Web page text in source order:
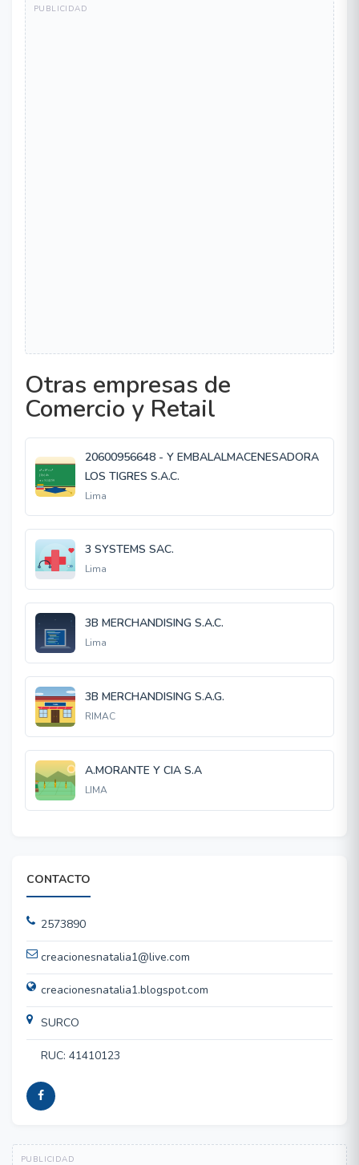
Otras empresas de
Comercio y Retail
20600956648 - Y EMBALALMACENESADORA
LOS TIGRES S.A.C.
Lima
3 SYSTEMS SAC.
Lima
3B MERCHANDISING S.A.C.
Lima
3B MERCHANDISING S.A.G.
RIMAC
A.MORANTE Y CIA S.A
LIMA
CONTACTO
2573890
creacionesnatalia1@live.com
creacionesnatalia1.blogspot.com
SURCO
RUC: 41410123